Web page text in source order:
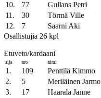
10.
77 Gullans Petri
11.
30 Törmä Ville
12.
7 Saarni Aki
Osallistujia 26 kpl
Etuveto/kardaani
sija nro nimi
1. 109 Penttilä Kimmo
2.
5 Meriläinen Jarmo
3.
17 Haarala Janne